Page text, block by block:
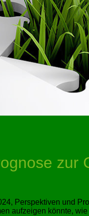
zur
Perspektiven und
aufzeigen könnte,